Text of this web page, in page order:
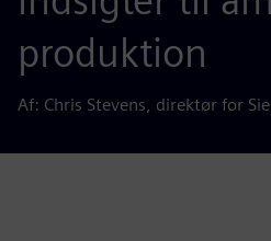
produktion
Af: Chris Stevens, direktør for